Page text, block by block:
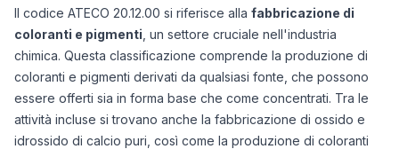
Il codice ATECO 20.12.00 si riferisce alla fabbricazione di
coloranti e pigmenti , un settore cruciale nell'industria
chimica. Questa classificazione comprende la produzione di
coloranti e pigmenti derivati da qualsiasi fonte, che possono
essere offerti sia in forma base che come concentrati. Tra le
attività incluse si trovano anche la fabbricazione di ossido e
idrossido di calcio puri, così come la produzione di coloranti